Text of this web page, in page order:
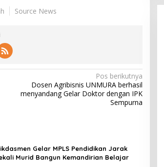
Source News
Pos berikutnya
Dosen Agribisnis UNMURA berhasil
menyandang Gelar Doktor dengan IPK
Sempurna
Gelar MPLS Pendidikan Jarak
Murid Bangun Kemandirian Belajar